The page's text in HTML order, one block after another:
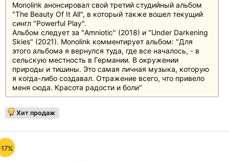
Monolink анонсировал свой третий студийный альбом
"The Beauty Of It All", в который также вошел текущий
сингл "Powerful Play".
Альбом следует за "Amniotic" (2018) и "Under Darkening
Skies" (2021). Monolink комментирует альбом: "Для
этого альбома я вернулся туда, где все началось, - в
сельскую местность в Германии. В окружении
природы и тишины. Это самая личная музыка, которую
я когда-либо создавал. Отражение всего, что привело
меня сюда. Красота радости и боли"
Хит продаж